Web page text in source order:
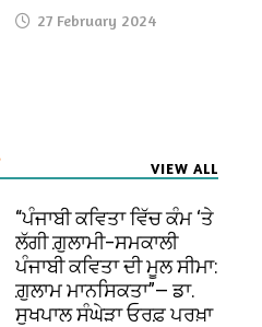
27 February 2024
VIEW ALL
“ਪੰਜਾਬੀ ਕਵਿਤਾ ਵਿੱਚ ਕੰਮ ‘ਤੇ
ਲੱਗੀ ਗ਼ੁਲਾਮੀ–ਸਮਕਾਲੀ
ਪੰਜਾਬੀ ਕਵਿਤਾ ਦੀ ਮੂਲ ਸੀਮਾ:
ਗ਼ੁਲਾਮ ਮਾਨਸਿਕਤਾ”— ਡਾ.
ਸੁਖਪਾਲ ਸੰਘੇੜਾ ਓਰਫ਼ ਪਰਖ਼ਾ